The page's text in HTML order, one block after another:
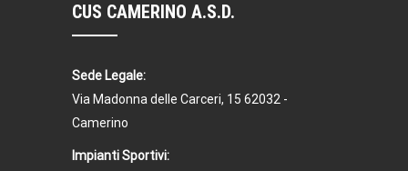
CUS CAMERINO A.S.D.
Sede Legale:
Via Madonna delle Carceri, 15 62032 -
Camerino
Impianti Sportivi: